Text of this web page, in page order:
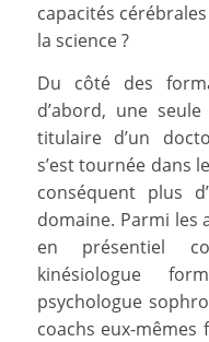
capacités
la science ?
Du côté des
d’abord, une
titulaire d’un
s’est tournée dans
conséquent plus
domaine. Parmi les
en présentiel
kinésiologue
psychologue
coachs eux-